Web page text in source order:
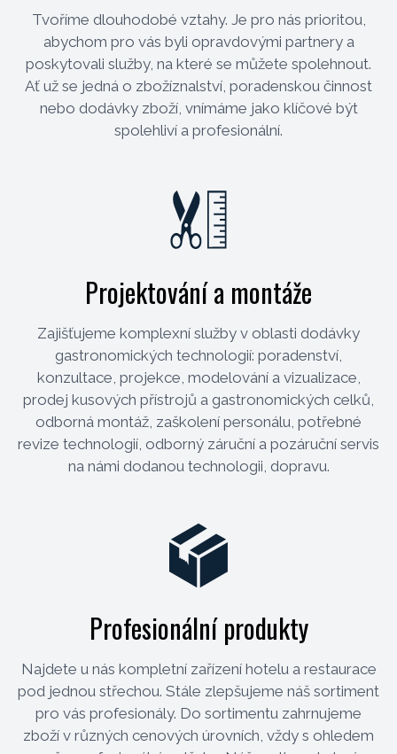
Tvoříme dlouhodobé vztahy. Je pro nás prioritou,
abychom pro vás byli opravdovými partnery a
poskytovali služby, na které se můžete spolehnout.
Ať už se jedná o zbožíznalství, poradenskou činnost
nebo dodávky zboží, vnímáme jako klíčové být
spolehliví a profesionální.
Projektování a montáže
Zajišťujeme komplexní služby v oblasti dodávky
gastronomických technologií: poradenství,
konzultace, projekce, modelování a vizualizace,
prodej kusových přístrojů a gastronomických celků,
odborná montáž, zaškolení personálu, potřebné
revize technologií, odborný záruční a pozáruční servis
na námi dodanou technologii, dopravu.
Profesionální produkty
Najdete u nás kompletní zařízení hotelu a restaurace
pod jednou střechou. Stále zlepšujeme náš sortiment
pro vás profesionály. Do sortimentu zahrnujeme
zboží v různých cenových úrovních, vždy s ohledem